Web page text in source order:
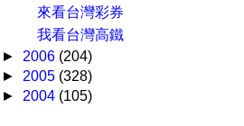
來看台灣彩券
我看台灣高鐵
► 2006 (204)
► 2005 (328)
► 2004 (105)